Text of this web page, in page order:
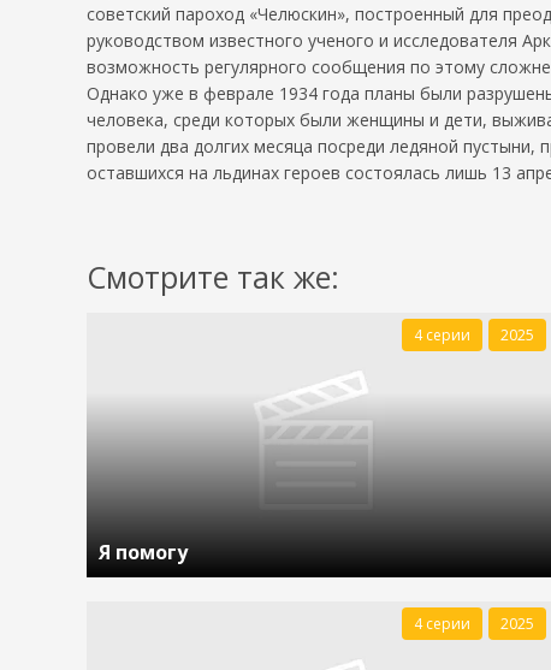
советский пароход «Челюскин», построенный для
руководством известного ученого и исследователя
возможность регулярного сообщения по этому
Однако уже в феврале 1934 года планы были
человека, среди которых были женщины и дети,
провели два долгих месяца посреди ледяной пустыни,
оставшихся на льдинах героев состоялась лишь 13
Смотрите так же:
Я помогу
4 серии 2025
4 серии 2025